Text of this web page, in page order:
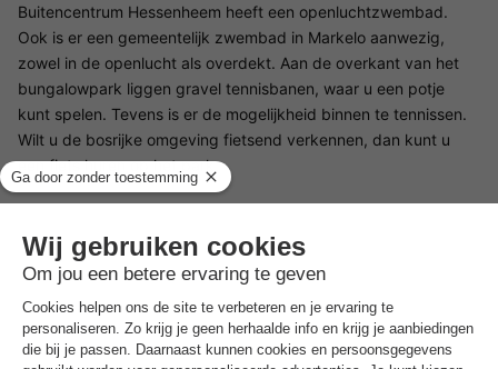
Buitencentrum Hessenheem heeft een openluchtzwembad.
Ook is er een gemeentelijk zwembad in Markelo aanwezig,
zowel in de openlucht als overdekt. Aan de overkant van het
bungalowpark liggen gravel tennisbanen, waar u een potje
kunt spelen. Tevens is er de mogelijkheid binnen te tennissen.
Wilt u de bosrijke omgeving fietsend verkennen, dan kunt u
een fiets huren op het park.
Het openluchtzwembad van het park is voorzien van een apart
kinderbad. Ga op avontuur langs het Eekhoornpad bij
Buitencentrum Hessenheem. Het Eekhoornpad heeft 10
spannende opdrachten verspreid over de route. Beweeg als
een eekhoorn, zoek verschillende blaadjes en spring van vorm